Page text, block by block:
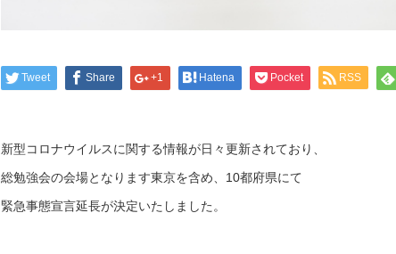
Tweet Share +1 Hatena Pocket RSS
新型コロナウイルスに関する情報が日々更新されており、
総勉強会の会場となります東京を含め、10都府県にて
緊急事態宣言延長が決定いたしました。